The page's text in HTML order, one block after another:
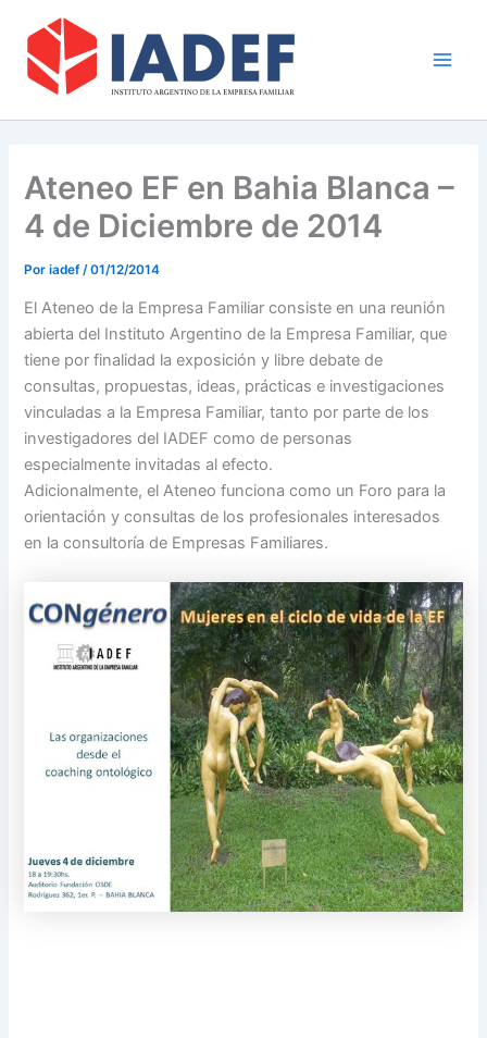
contenido
Ateneo EF en Bahia Blanca –
4 de Diciembre de 2014
Poriadef/01/12/2014
El Ateneo de la Empresa Familiar consiste en una reunión
abierta del Instituto Argentino de la Empresa Familiar, que
tiene por finalidad la exposición y libre debate de
consultas, propuestas, ideas, prácticas e investigaciones
vinculadas a la Empresa Familiar, tanto por parte de los
investigadores del IADEF como de personas
especialmente invitadas al efecto.
Adicionalmente, el Ateneo funciona como un Foro para la
orientación y consultas de los profesionales interesados
en la consultoría de Empresas Familiares.